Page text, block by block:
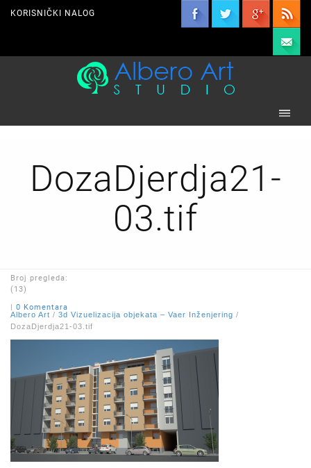
KORISNIČKI NALOG
DozaDjerdja21-
03.tif
Broj pregleda:
(13)
| 0 Komentara
Albero Art / 3d Vizuelizacija objekata – Vaer Inženjering /
DozaDjerdja21-03.tif